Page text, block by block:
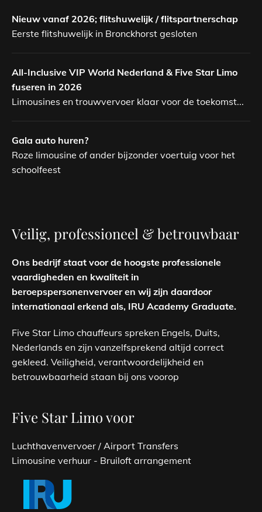
Nieuw vanaf 2026; flitshuwelijk / flitspartnerschap
Eerste flitshuwelijk in Bronckhorst gesloten
All-Inclusive VIP World Nederland & Five Star Limo
fuseren in 2026
Limousines en trouwvervoer klaar voor de toekomst...
Gala auto huren?
Roze limousine of ander bijzonder voertuig voor het
schoolfeest
Veilig, professioneel & betrouwbaar
Ons bedrijf staat voor de hoogste professionele
vaardigheden en kwaliteit in
beroepspersonenvervoer en wij zijn daardoor
internationaal erkend als, IRU Academy Graduate.
Five Star Limo chauffeurs spreken Engels, Duits,
Nederlands en zijn vanzelfsprekend altijd correct
gekleed. Veiligheid, verantwoordelijkheid en
betrouwbaarheid staan bij ons voorop
Five Star Limo voor
Luchthavenvervoer / Airport Transfers
Limousine verhuur - Bruiloft arrangement